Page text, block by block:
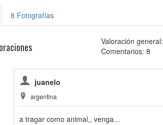
8 Fotografías
Valoración general:
Comentarios: 8
juanelo
argentina
a tragar como animal,, venga...